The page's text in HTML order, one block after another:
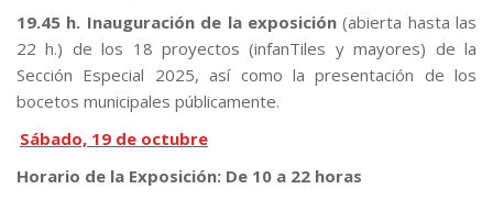
19.45 h. Inauguración de la exposición(abierta hasta las
22 h.) de los 18 proyectos (infanTiles y mayores) de la
Sección Especial 2025, así como la presentación de los
bocetos municipales públicamente.
Sábado, 19 de octubre
Horario de la Exposición: De 10 a 22 horas